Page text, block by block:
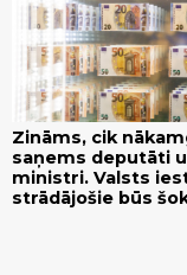
Zināms, cik
saņems deputāti
ministri. Valsts
strādājošie būs